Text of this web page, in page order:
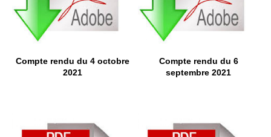
Compte rendu du 4 octobre
2021
Compte rendu du 6
septembre 2021